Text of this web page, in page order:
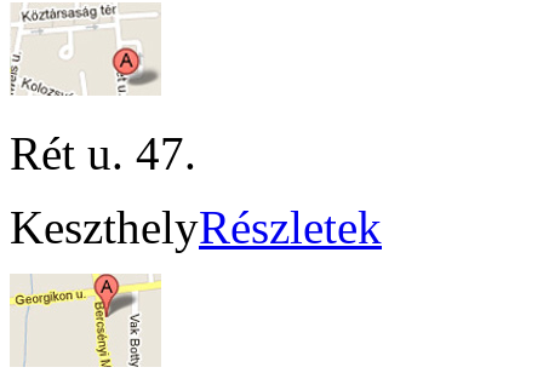
Rét u. 47.
KeszthelyRészletek